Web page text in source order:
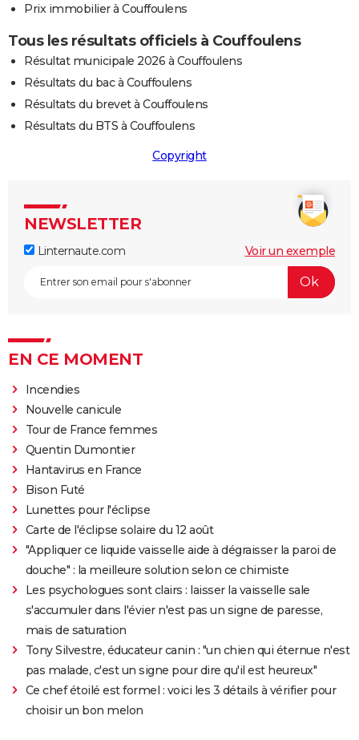
Prix immobilier à Couffoulens
Tous les résultats officiels à Couffoulens
Résultat municipale 2026 à Couffoulens
Résultats du bac à Couffoulens
Résultats du brevet à Couffoulens
Résultats du BTS à Couffoulens
Copyright
NEWSLETTER
Linternaute.com Voir un exemple
EN CE MOMENT
Incendies
Nouvelle canicule
Tour de France femmes
Quentin Dumontier
Hantavirus en France
Bison Futé
Lunettes pour l'éclipse
Carte de l'éclipse solaire du 12 août
"Appliquer ce liquide vaisselle aide à dégraisser la paroi de
douche" : la meilleure solution selon ce chimiste
Les psychologues sont clairs : laisser la vaisselle sale
s'accumuler dans l'évier n'est pas un signe de paresse,
mais de saturation
Tony Silvestre, éducateur canin : "un chien qui éternue n'est
pas malade, c'est un signe pour dire qu'il est heureux"
Ce chef étoilé est formel : voici les 3 détails à vérifier pour
choisir un bon melon